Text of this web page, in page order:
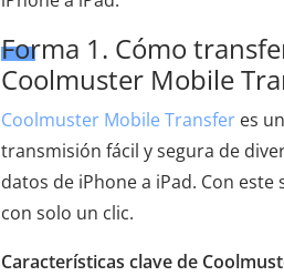
Forma 1. Cómo
Coolmuster Mobile
Coolmuster Mobile Transfer es
transmisión fácil y segura de
datos de iPhone a iPad. Con
con solo un clic.
Características clave de